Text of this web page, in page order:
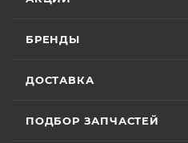
БРЕНДЫ
ДОСТАВКА
ПОДБОР ЗАПЧАСТЕЙ